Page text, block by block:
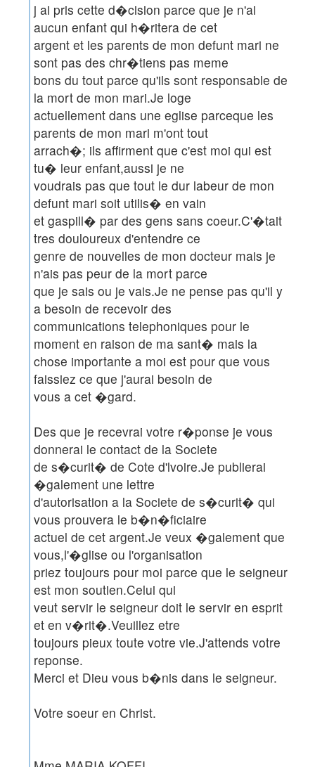
j ai pris cette d�cision parce que je n'ai
aucun enfant qui h�ritera de cet
argent et les parents de mon defunt mari ne
sont pas des chr�tiens pas meme
bons du tout parce qu'ils sont responsable de
la mort de mon mari.Je loge
actuellement dans une eglise parceque les
parents de mon mari m'ont tout
arrach�; ils affirment que c'est moi qui est
tu� leur enfant,aussi je ne
voudrais pas que tout le dur labeur de mon
defunt mari soit utilis� en vain
et gaspill� par des gens sans coeur.C'�tait
tres douloureux d'entendre ce
genre de nouvelles de mon docteur mais je
n'ais pas peur de la mort parce
que je sais ou je vais.Je ne pense pas qu'il y
a besoin de recevoir des
communications telephoniques pour le
moment en raison de ma sant� mais la
chose importante a moi est pour que vous
faissiez ce que j'aurai besoin de
vous a cet �gard.
Des que je recevrai votre r�ponse je vous
donnerai le contact de la Societe
de s�curit� de Cote d'lvoire.Je publierai
�galement une lettre
d'autorisation a la Societe de s�curit� qui
vous prouvera le b�n�ficiaire
actuel de cet argent.Je veux �galement que
vous,l'�glise ou l'organisation
priez toujours pour moi parce que le seigneur
est mon soutien.Celui qui
veut servir le seigneur doit le servir en esprit
et en v�rit�.Veuillez etre
toujours pieux toute votre vie.J'attends votre
reponse.
Merci et Dieu vous b�nis dans le seigneur.
Votre soeur en Christ.